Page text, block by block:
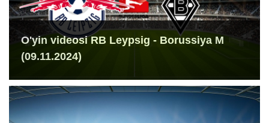
O'yin videosi RB Leypsig - Borussiya M
(09.11.2024)